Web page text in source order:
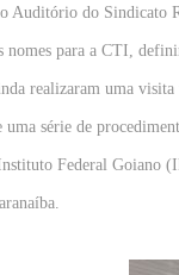
Auditório do Sindicato
para a CTI,
realizaram uma
série de
Federal Goiano